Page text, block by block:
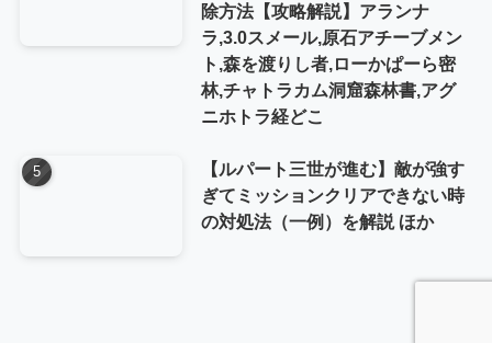
除方法【攻略解説】アランナ
ラ,3.0スメール,原石アチーブメン
ト,森を渡りし者,ローかぱーら密
林,チャトラカム洞窟森林書,アグ
ニホトラ経どこ
【ルパート三世が進む】敵が強す
ぎてミッションクリアできない時
の対処法（一例）を解説 ほか